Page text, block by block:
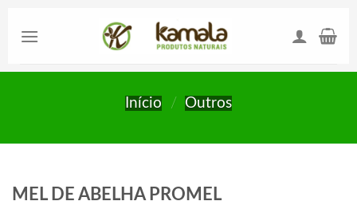
Início / Outros
MEL DE ABELHA PROMEL